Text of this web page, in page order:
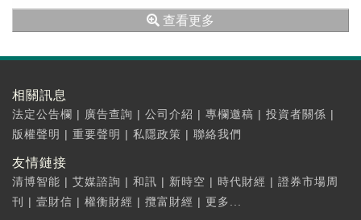
查看更多
相關訊息
法定公告欄 | 廣告查詢 | 公司介紹 | 專欄邀稿 | 投資者關係 |
版權聲明 | 重要聲明 | 私隱政策 | 聯絡我們
友情鏈接
清博智能 | 艾媒諮詢 | 和訊 | 新時空 | 時代財經 | 證券市場周
刊
| 壹財信 | 權衡財經 | 攬富財經 | 更多...